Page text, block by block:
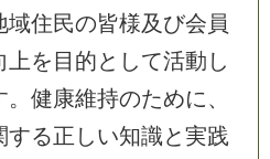
域住民の皆様及び会員
上を目的として活動し
。健康維持のために、
する正しい知識と実践